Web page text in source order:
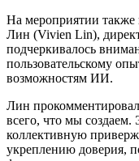
На мероприятии также
Лин (Vivien Lin),
подчеркивалось
пользовательскому
возможностям ИИ.
Лин
всего, что мы создаем.
коллективную
укреплению доверия,